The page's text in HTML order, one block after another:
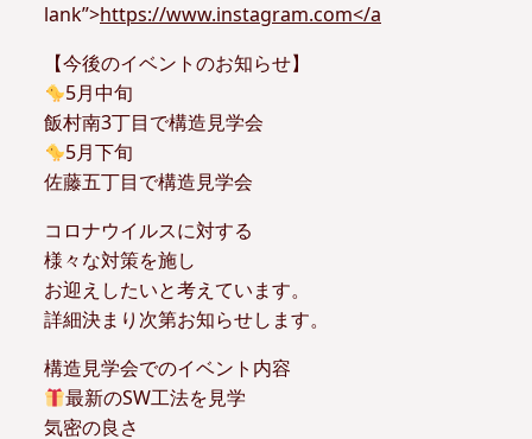
lank”>https://www.instagram.com</a
【今後のイベントのお知らせ】
5月中旬
飯村南3丁目で構造見学会
5月下旬
佐藤五丁目で構造見学会
コロナウイルスに対する
様々な対策を施し
お迎えしたいと考えています。
詳細決まり次第お知らせします。
構造見学会でのイベント内容
最新のSW工法を見学
気密の良さ